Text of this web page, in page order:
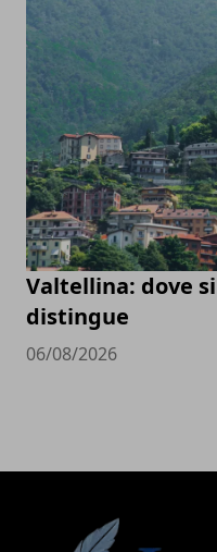
Valtellina: dove
distingue
06/08/2026